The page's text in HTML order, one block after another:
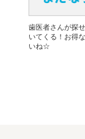
歯医者さんが探
いてくる！お得
いね☆